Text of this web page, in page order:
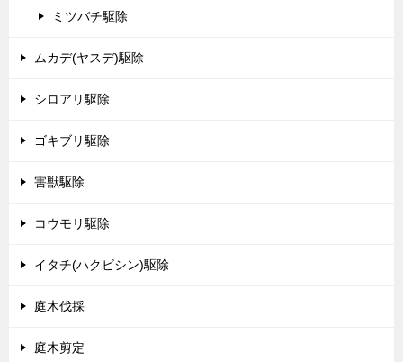
ミツバチ駆除
ムカデ(ヤスデ)駆除
シロアリ駆除
ゴキブリ駆除
害獣駆除
コウモリ駆除
イタチ(ハクビシン)駆除
庭木伐採
庭木剪定